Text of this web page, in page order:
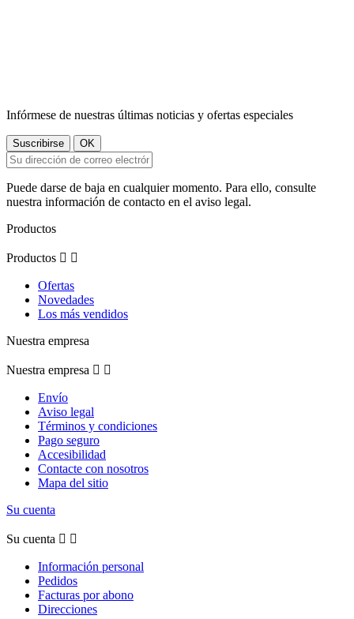
Infórmese de nuestras últimas noticias y ofertas especiales
Puede darse de baja en cualquier momento. Para ello, consulte
nuestra información de contacto en el aviso legal.
Productos
Productos  
Ofertas
Novedades
Los más vendidos
Nuestra empresa
Nuestra empresa  
Envío
Aviso legal
Términos y condiciones
Pago seguro
Accesibilidad
Contacte con nosotros
Mapa del sitio
Su cuenta
Su cuenta  
Información personal
Pedidos
Facturas por abono
Direcciones